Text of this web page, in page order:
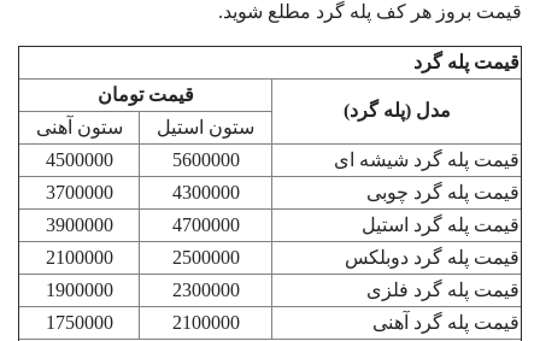
قیمت بروز هر کف پله گرد مطلع شوید.
قیمت پله گرد
مدل (پله گرد)
قیمت تومان
ستون استیل
ستون آهنی
قیمت پله گرد شیشه ای
5600000
4500000
قیمت پله گرد چوبی
4300000
3700000
قیمت پله گرد استیل
4700000
3900000
قیمت پله گرد دوبلکس
2500000
2100000
قیمت پله گرد فلزی
2300000
1900000
قیمت پله گرد آهنی
2100000
1750000